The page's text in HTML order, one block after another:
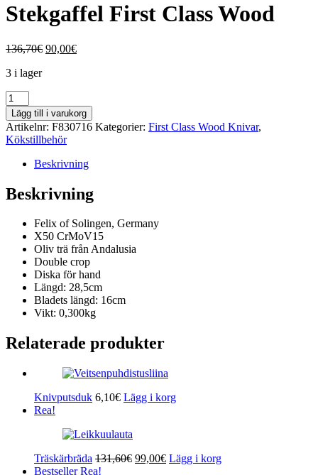
Stekgaffel First Class Wood
136,70€ Det
90,00€Det
3 i lager
Stekgaffel
First
Class
Wood
mängd
Lägg till i varukorg
Artikelnr: F830716 Kategorier: First Class Wood Knivar,
Kökstillbehör
Beskrivning
Beskrivning
Felix of Solingen, Germany
X50 CrMoV15
Oliv trä från Andalusia
Double crop
Diska för hand
Längd: 28,5cm
Bladets längd: 16cm
Vikt: 0,300kg
Relaterade produkter
Knivputsduk 6,10€ Lägg i korg
Rea!
Träskärbräda 131,60€ Det
99,00€Det
Lägg i korg
BestsellerRea!